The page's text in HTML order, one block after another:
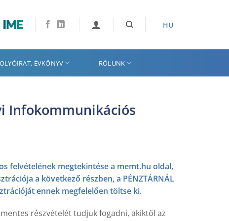
HU
ÉVKÖNYV RÓLUNK
Infokommunikációs
felvételének megtekintése a memt.hu oldal,
a következő részben, a PÉNZTÁRNÁL
ennek megfelelően töltse ki.
részvételét tudjuk fogadni, akiktől az